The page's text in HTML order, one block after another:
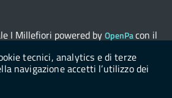
I Millefiori powered byOpenPacon il
tecnici, analytics e di terze
navigazione accetti l’utilizzo dei